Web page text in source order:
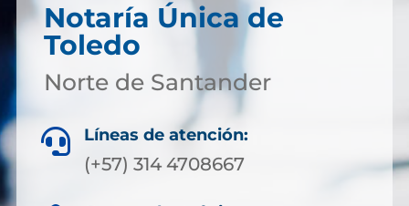
Notaría Única de
Toledo
Norte de Santander
 Líneas de atención:
(+57) 314 4708667